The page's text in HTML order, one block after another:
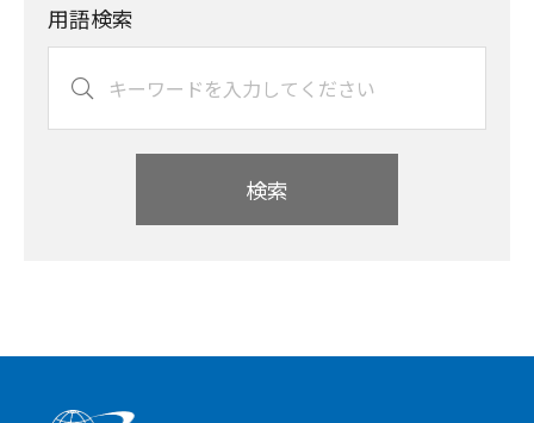
用語検索
検索